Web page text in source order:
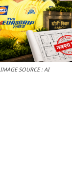
IMAGE SOURCE : AI